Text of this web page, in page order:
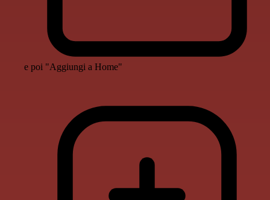
e poi "Aggiungi a Home"